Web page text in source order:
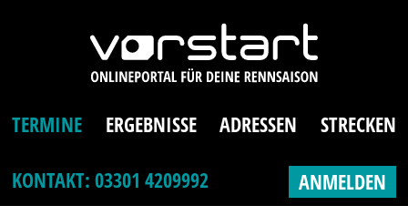
TERMINE ERGEBNISSE ADRESSEN
STRECKEN
KONTAKT: 03301 4209992
ANMELDEN